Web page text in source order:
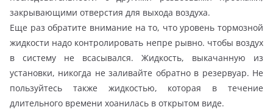
закрывающими отверстия для выхода воздуха.
Еще раз обратите внимание на то, что уровень тормозной
жидкости надо контролировать непре рывно. чтобы воздух
в систему не всасывался. Жидкость, выкачанную из
установки, никогда не заливайте обратно в резервуар. Не
пользуйтесь также жидкостью, которая в течение
длительного времени хоанилась в открытом виде.